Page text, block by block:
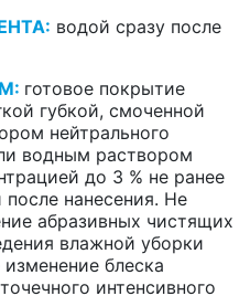
водой сразу после
готовое покрытие
губкой, смоченной
нейтрального
водным раствором
до 3 % не ранее
нанесения. Не
абразивных чистящих
влажной уборки
блеска
интенсивного